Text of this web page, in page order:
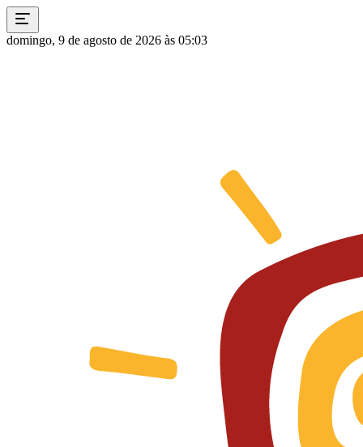
domingo, 9 de agosto de 2026 às 05:03